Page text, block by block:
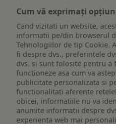
Cum vă exprimați
Cand vizitati un website,
informatii pe/din browserul
Tehnologiilor de tip Cookie.
fi despre dvs., preferintele
dvs. si sunt folosite pentru a
functioneze asa cum va
publicitate personalizata si
functionalitati aferente
obicei, informatiile nu va
anumite informatii despre
experienta web mai